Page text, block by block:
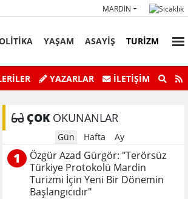
MARDIN
YAŞAM ASAYİŞ TURİZM
Personeli Günü’ne Özel Satranç
Turnuvası
YAZARLAR İLETIŞIM
ÇOKOKUNANLAR
Gün Hafta Ay
1
Özgür Azad Gürgör: "Terörsüz
Türkiye Protokolü Mardin
Turizmi İçin Yeni Bir Dönemin
Başlangıcıdır"